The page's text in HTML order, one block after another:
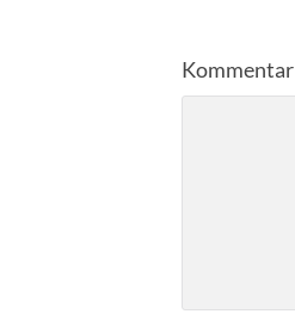
Kommentar